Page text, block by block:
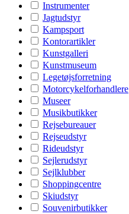
Instrumenter
Jagtudstyr
Kampsport
Kontorartikler
Kunstgalleri
Kunstmuseum
Legetøjsforretning
Motorcykelforhandlere
Museer
Musikbutikker
Rejsebureauer
Rejseudstyr
Rideudstyr
Sejlerudstyr
Sejlklubber
Shoppingcentre
Skiudstyr
Souvenirbutikker